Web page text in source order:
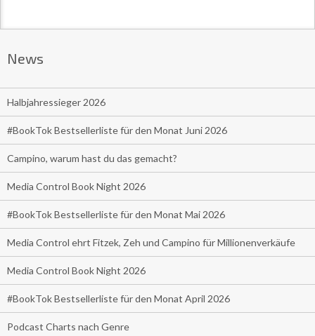
News
Halbjahressieger 2026
#BookTok Bestsellerliste für den Monat Juni 2026
Campino, warum hast du das gemacht?
Media Control Book Night 2026
#BookTok Bestsellerliste für den Monat Mai 2026
Media Control ehrt Fitzek, Zeh und Campino für Millionenverkäufe
Media Control Book Night 2026
#BookTok Bestsellerliste für den Monat April 2026
Podcast Charts nach Genre